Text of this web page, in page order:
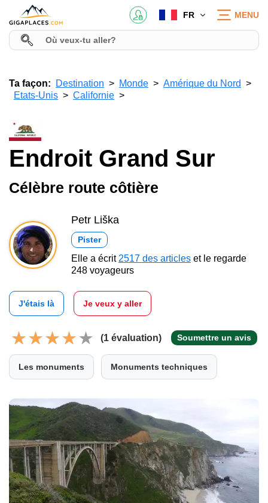
FR MENU
Ta façon: Destination Monde
Amérique du Nord
Etats-Unis
Californie
Endroit Grand Sur
Célèbre route côtière
Petr Liška
Pister
Elle a écrit 2517 des articles et le regarde
248 voyageurs
J'étais là Je veux y aller
(1 évaluation) Soumettre un avis
Les monuments Monuments techniques